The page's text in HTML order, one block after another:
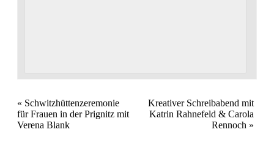
Veranstaltung
Navigation
« Schwitzhüttenzeremonie
für Frauen in der Prignitz mit
Verena Blank
Kreativer Schreibabend mit
Katrin Rahnefeld & Carola
Rennoch »